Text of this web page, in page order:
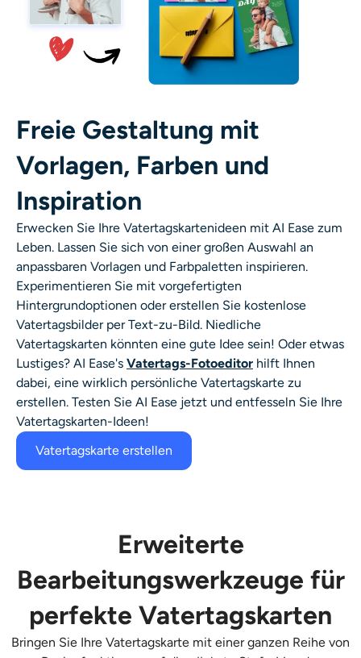
Freie Gestaltung mit
Vorlagen, Farben und
Inspiration
Erwecken Sie Ihre Vatertagskartenideen mit AI Ease zum
Leben. Lassen Sie sich von einer großen Auswahl an
anpassbaren Vorlagen und Farbpaletten inspirieren.
Experimentieren Sie mit vorgefertigten
Hintergrundoptionen oder erstellen Sie kostenlose
Vatertagsbilder per Text-zu-Bild. Niedliche
Vatertagskarten könnten eine gute Idee sein! Oder etwas
Lustiges? AI Ease's Vatertags-Fotoeditor hilft Ihnen
dabei, eine wirklich persönliche Vatertagskarte zu
erstellen. Testen Sie AI Ease jetzt und entfesseln Sie Ihre
Vatertagskarten-Ideen!
Vatertagskarte erstellen
Erweiterte
Bearbeitungswerkzeuge für
perfekte Vatertagskarten
Bringen Sie Ihre Vatertagskarte mit einer ganzen Reihe von